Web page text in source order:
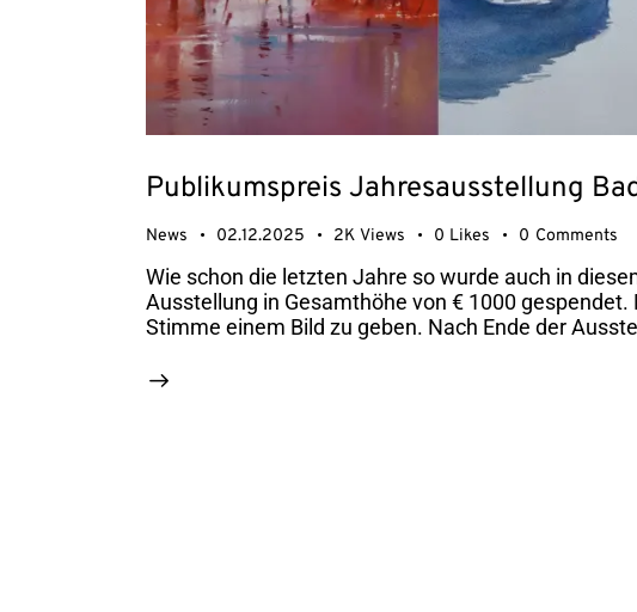
Publikumspreis Jahresausstellung
News 02.12.2025 2K Views 0 Likes 0 Comments
Wie schon die letzten Jahre so wurde auch in
Ausstellung in Gesamthöhe von € 1000
Stimme einem Bild zu geben. Nach Ende der